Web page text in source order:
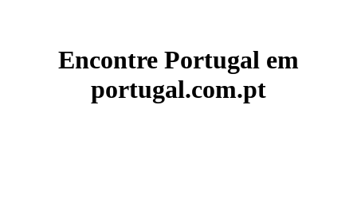
Encontre Portugal em
portugal.com.pt